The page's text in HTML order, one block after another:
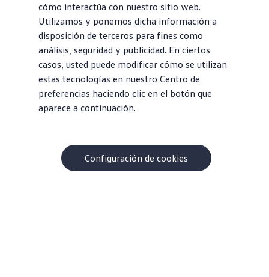
cómo interactúa con nuestro sitio web.
Utilizamos y ponemos dicha información a
disposición de terceros para fines como
análisis, seguridad y publicidad. En ciertos
casos, usted puede modificar cómo se utilizan
estas tecnologías en nuestro Centro de
preferencias haciendo clic en el botón que
aparece a continuación.
Configuración de cookies